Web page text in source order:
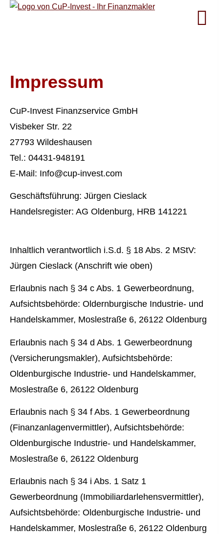
Impressum
CuP-Invest Finanzservice GmbH
Visbeker Str. 22
27793 Wildeshausen
Tel.: 04431-948191
E-Mail: Info@cup-invest.com
Geschäftsführung: Jürgen Cieslack
Handelsregister: AG Oldenburg, HRB 141221
Inhaltlich verantwortlich i.S.d. § 18 Abs. 2 MStV:
Jürgen Cieslack (Anschrift wie oben)
Erlaubnis nach § 34 c Abs. 1 Gewerbeordnung,
Aufsichtsbehörde: Oldernburgische Industrie- und
Handelskammer, Moslestraße 6, 26122 Oldenburg
Erlaubnis nach § 34 d Abs. 1 Gewerbeordnung
(Ver­sicherungs­makler), Aufsichtsbehörde:
Oldenburgische Industrie- und Handelskammer,
Moslestraße 6, 26122 Oldenburg
Erlaubnis nach § 34 f Abs. 1 Gewerbeordnung
(Finanzanlagenvermittler), Aufsichtsbehörde:
Oldenburgische Industrie- und Handelskammer,
Moslestraße 6, 26122 Oldenburg
Erlaubnis nach § 34 i Abs. 1 Satz 1
Gewerbeordnung (Immobiliardarlehensvermittler),
Aufsichtsbehörde: Oldenburgische Industrie- und
Handelskammer, Moslestraße 6, 26122 Oldenburg